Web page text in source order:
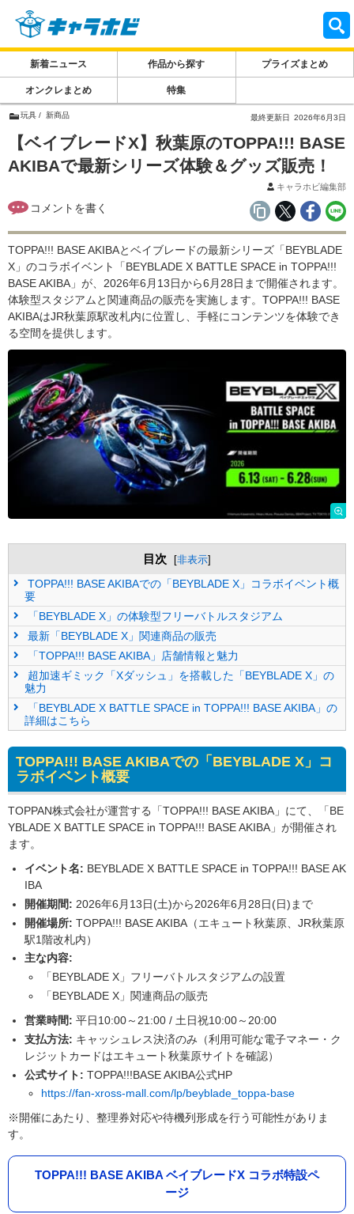
新着ニュース 作品から探す プライズまとめ
オンクレまとめ 特集
玩具 新商品 最終更新日 2026年6月3日
【ベイブレードX】秋葉原のTOPPA!!! BASE
AKIBAで最新シリーズ体験＆グッズ販売！
キャラホビ編集部
TOPPA!!! BASE AKIBAとベイブレードの最新シリーズ「BEYBLADE
X」のコラボイベント「BEYBLADE X BATTLE SPACE in TOPPA!!!
BASE AKIBA」が、2026年6月13日から6月28日まで開催されます。
体験型スタジアムと関連商品の販売を実施します。TOPPA!!! BASE
AKIBAはJR秋葉原駅改札内に位置し、手軽にコンテンツを体験でき
る空間を提供します。
目次 [非表示]
TOPPA!!! BASE AKIBAでの「BEYBLADE X」コラボイベント概
要
「BEYBLADE X」の体験型フリーバトルスタジアム
最新「BEYBLADE X」関連商品の販売
「TOPPA!!! BASE AKIBA」店舗情報と魅力
超加速ギミック「Xダッシュ」を搭載した「BEYBLADE X」の
魅力
「BEYBLADE X BATTLE SPACE in TOPPA!!! BASE AKIBA」の
詳細はこちら
TOPPA!!! BASE AKIBAでの「BEYBLADE X」コ
ラボイベント概要
TOPPAN株式会社が運営する「TOPPA!!! BASE AKIBA」にて、「BE
YBLADE X BATTLE SPACE in TOPPA!!! BASE AKIBA」が開催され
ます。
イベント名: BEYBLADE X BATTLE SPACE in TOPPA!!! BASE AK
IBA
開催期間: 2026年6月13日(土)から2026年6月28日(日)まで
開催場所: TOPPA!!! BASE AKIBA（エキュート秋葉原、JR秋葉原
駅1階改札内）
主な内容:
「BEYBLADE X」フリーバトルスタジアムの設置
「BEYBLADE X」関連商品の販売
営業時間: 平日10:00～21:00 / 土日祝10:00～20:00
支払方法: キャッシュレス決済のみ（利用可能な電子マネー・ク
レジットカードはエキュート秋葉原サイトを確認）
公式サイト: TOPPA!!!BASE AKIBA公式HP
https://fan-xross-mall.com/lp/beyblade_toppa-base
※開催にあたり、整理券対応や待機列形成を行う可能性がありま
す。
TOPPA!!! BASE AKIBA ベイブレードX コラボ特設ペ
ージ